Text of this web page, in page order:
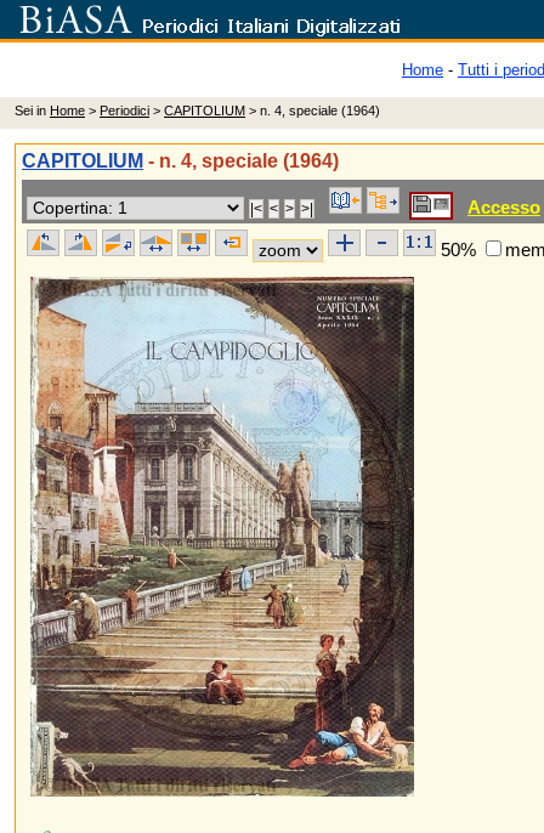
Home - Tutti i
Sei in Home > Periodici > CAPITOLIUM > n. 4, speciale (1964)
CAPITOLIUM - n. 4, speciale (1964)
Accesso
50%